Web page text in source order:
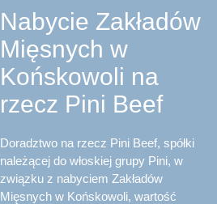
Nabycie Zakładów
Mięsnych w
Końskowoli na
rzecz Pini Beef
Doradztwo na rzecz Pini Beef, spółki
należącej do włoskiej grupy Pini, w
związku z nabyciem Zakładów
Mięsnych w Końskowoli, wartość